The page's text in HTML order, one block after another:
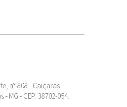
n° 808 - Caiçaras
- MG - CEP: 38702-054.